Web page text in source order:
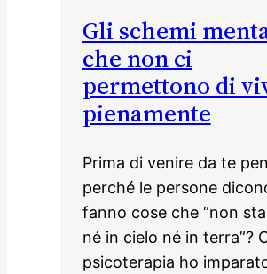
Gli schemi
che non ci
permettono di
pienamente
Prima di venire da te
perché le persone
fanno cose che “non
né in cielo né in terra”?
psicoterapia ho